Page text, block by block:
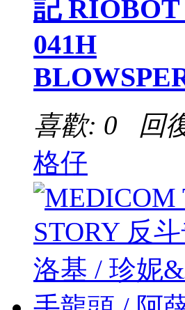
記 RIOBOT
041H
喜歡: 0 回
格仔